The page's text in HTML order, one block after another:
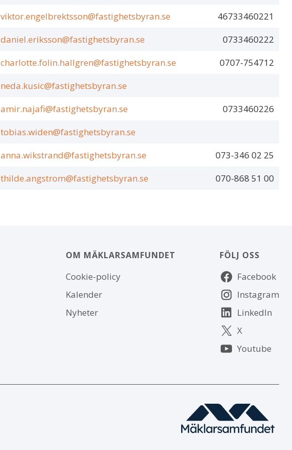
viktor.engelbrektsson@fastighetsbyran.se
46733460221
daniel.eriksson@fastighetsbyran.se
0733460222
charlotte.folin.hallgren@fastighetsbyran.se
0707-754712
neda.kusic@fastighetsbyran.se
amir.najafi@fastighetsbyran.se
0733460226
tobias.widen@fastighetsbyran.se
anna.wikstrand@fastighetsbyran.se
073-346 02 25
thilde.angstrom@fastighetsbyran.se 070-868 51 00
OM MÄKLARSAMFUNDET
Om
Cookie-policy
Kalender
Nyheter
FÖLJ OSS
Följ
oss
Facebook
Instagram
LinkedIn
X
Youtube